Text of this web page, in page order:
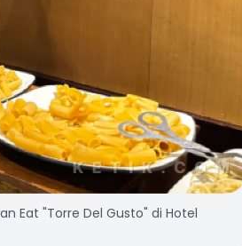
Eat "Torre Del Gusto" di Hotel